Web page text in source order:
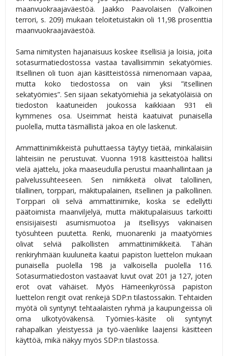
maanvuokraajaväestöä. Jaakko Paavolaisen (Valkoinen
terrori, s. 209) mukaan teloitetuistakin oli 11,98 prosenttia
maanvuokraajaväestöä.
Sama nimitysten hajanaisuus koskee itsellisiä ja loisia, joita
sotasurmatiedostossa vastaa tavallisimmin sekatyömies.
Itsellinen oli tuon ajan käsitteistössä nimenomaan vapaa,
mutta koko tiedostossa on vain yksi ”itsellinen
sekatyömies”. Sen sijaan sekatyömiehiä ja sekatyöläisiä on
tiedoston kaatuneiden joukossa kaikkiaan 931 eli
kymmenes osa. Useimmat heistä kaatuivat punaisella
puolella, mutta täsmällistä jakoa en ole laskenut.
Ammattinimikkeistä puhuttaessa täytyy tietää, minkälaisiin
lähteisiin ne perustuvat. Vuonna 1918 käsitteistöä hallitsi
vielä ajattelu, joka maaseudulla perustui maanhallintaan ja
palvelussuhteeseen. Sen nimikkeitä olivat talollinen,
tilallinen, torppari, mäkitupalainen, itsellinen ja palkollinen.
Torppari oli selvä ammattinimike, koska se edellytti
päätoimista maanviljelyä, mutta mäkitupalaisuus tarkoitti
ensisijaisesti asumismuotoa ja itsellisyys vakinaisen
työsuhteen puutetta. Renki, muonarenki ja maatyömies
olivat selviä palkollisten ammattinimikkeitä. Tähän
renkiryhmään kuuluneita kaatui papiston luettelon mukaan
punaisella puolella 198 ja valkoisella puolella 116.
Sotasurmatiedoston vastaavat luvut ovat 201 ja 127, joten
erot ovat vähäiset. Myös Hämeenkyrössä papiston
luettelon rengit ovat renkejä SDP:n tilastossakin. Tehtaiden
myötä oli syntynyt tehtaalaisten ryhmä ja kaupungeissa oli
oma ulkotyöväkensä. Työmies-käsite oli syntynyt
rahapalkan yleistyessä ja työ-väenliike laajensi käsitteen
käyttöä, mikä näkyy myös SDP:n tilastossa.